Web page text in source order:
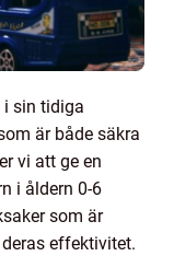
i sin tidiga
är både säkra
vi att ge en
i åldern 0-6
som är
effektivitet.